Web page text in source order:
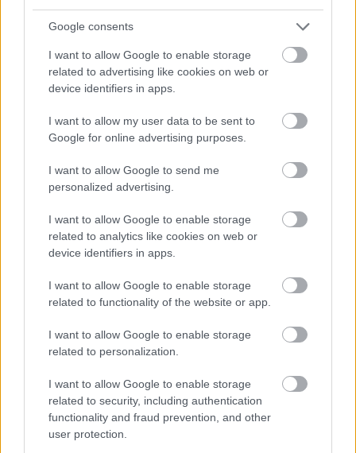
Google consents
I want to allow Google to enable storage
related to advertising like cookies on web or
device identifiers in apps.
I want to allow my user data to be sent to
Google for online advertising purposes.
I want to allow Google to send me
personalized advertising.
I want to allow Google to enable storage
related to analytics like cookies on web or
device identifiers in apps.
I want to allow Google to enable storage
related to functionality of the website or app.
I want to allow Google to enable storage
related to personalization.
I want to allow Google to enable storage
related to security, including authentication
functionality and fraud prevention, and other
user protection.
Itt állíthatod be, hogy a Racingline
cikkeit az elsők között lásd a Google
keresőjében.
HIRDETÉS